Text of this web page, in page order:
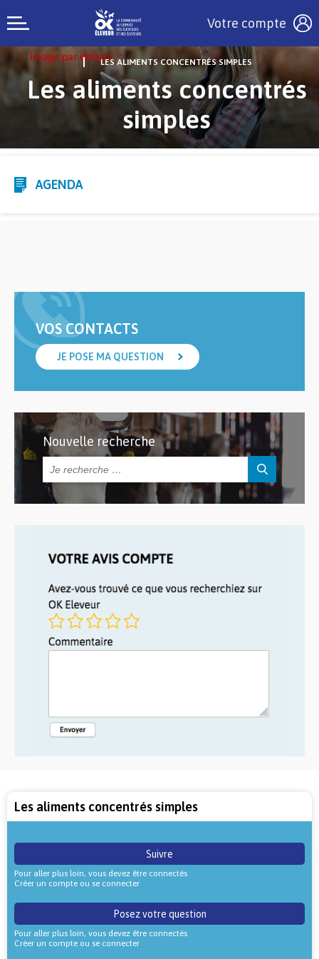
Votre compte
LES ALIMENTS CONCENTRÉS SIMPLES
Les aliments concentrés
simples
AGENDA
VOS CONTACTS
JE POSE MA QUESTION
Nouvelle recherche
Les aliments concentrés simples
Suivre
Pour aller plus loin, vous devez être connectés
Créer un compte ou se connecter
Posez votre question
Pour aller plus loin, vous devez être connectés
Créer un compte ou se connecter